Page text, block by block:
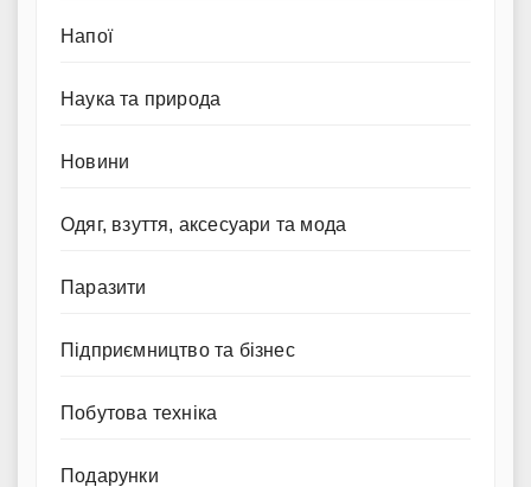
Напої
Наука та природа
Новини
Одяг, взуття, аксесуари та мода
Паразити
Підприємництво та бізнес
Побутова техніка
Подарунки